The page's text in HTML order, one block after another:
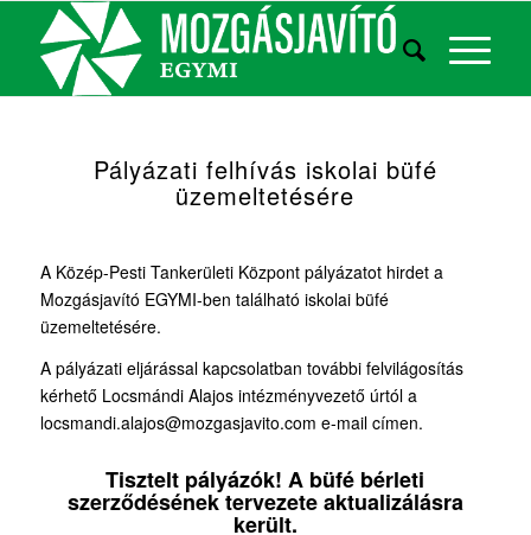
Pályázati felhívás iskolai büfé
üzemeltetésére
A Közép-Pesti Tankerületi Központ pályázatot hirdet a
Mozgásjavító EGYMI-ben található iskolai büfé
üzemeltetésére.
A pályázati eljárással kapcsolatban további felvilágosítás
kérhető Locsmándi Alajos intézményvezető úrtól a
locsmandi.alajos@mozgasjavito.com e-mail címen.
Tisztelt pályázók! A büfé bérleti
szerződésének tervezete aktualizálásra
került.